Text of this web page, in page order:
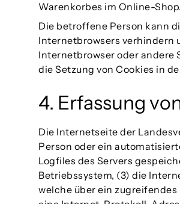
Warenkorbes im Online-
Die betroffene Person kann
Internetbrowsers verhindern
Internetbrowser oder andere
die Setzung von Cookies in
4. Erfassung
Die Internetseite der
Person oder ein
Logfiles des Servers
Betriebssystem, (3) die
welche über ein